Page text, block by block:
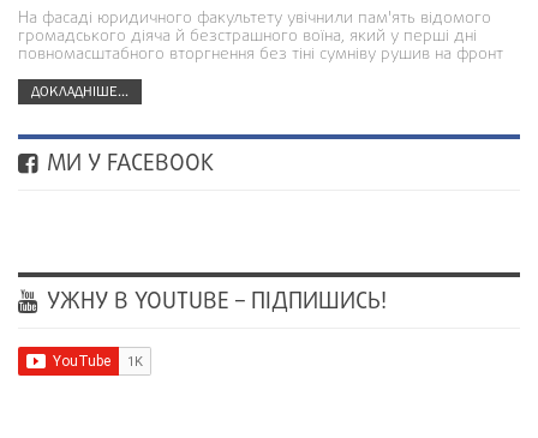
На фасаді юридичного факультету увічнили пам'ять відомого
громадського діяча й безстрашного воїна, який у перші дні
повномасштабного вторгнення без тіні сумніву рушив на фронт
ДОКЛАДНІШЕ...
МИ У FACEBOOK
УЖНУ В YOUTUBE – ПІДПИШИСЬ!